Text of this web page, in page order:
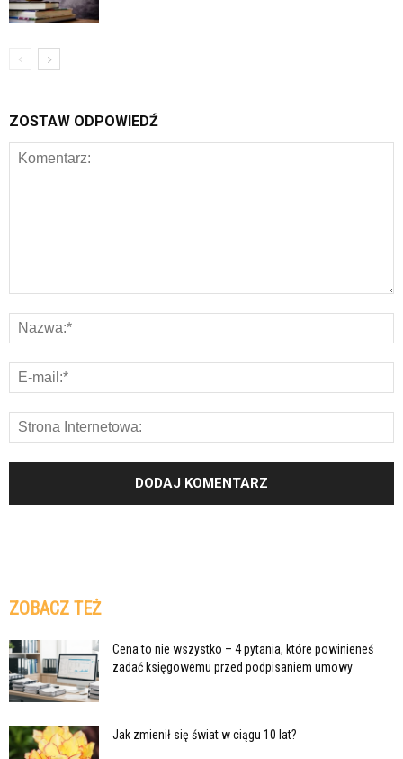
ZOSTAW ODPOWIEDŹ
ZOBACZ TEŻ
Cena to nie wszystko – 4 pytania, które powinieneś
zadać księgowemu przed podpisaniem umowy
Jak zmienił się świat w ciągu 10 lat?